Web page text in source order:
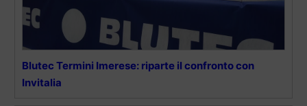
Blutec Termini Imerese: riparte il confronto con
Invitalia